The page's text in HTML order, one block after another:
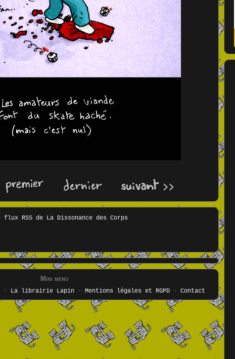
Mini menu
- La librairie Lapin- Mentions légales et RGPD- Contact